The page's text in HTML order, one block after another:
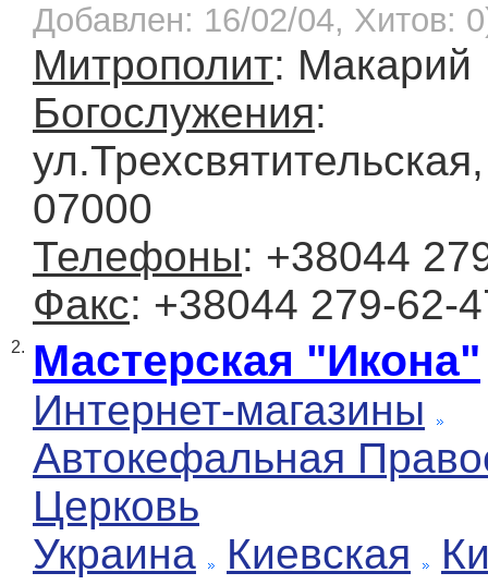
Добавлен: 16/02/04, Хитов:
Митрополит: Макарий
Богослужения:
07000
Телефоны: +38044
Факс: +38044 279-62-
2. Мастерская "Икона"
Интернет-магазины
Автокефальная
Церковь
Украина
Киевская